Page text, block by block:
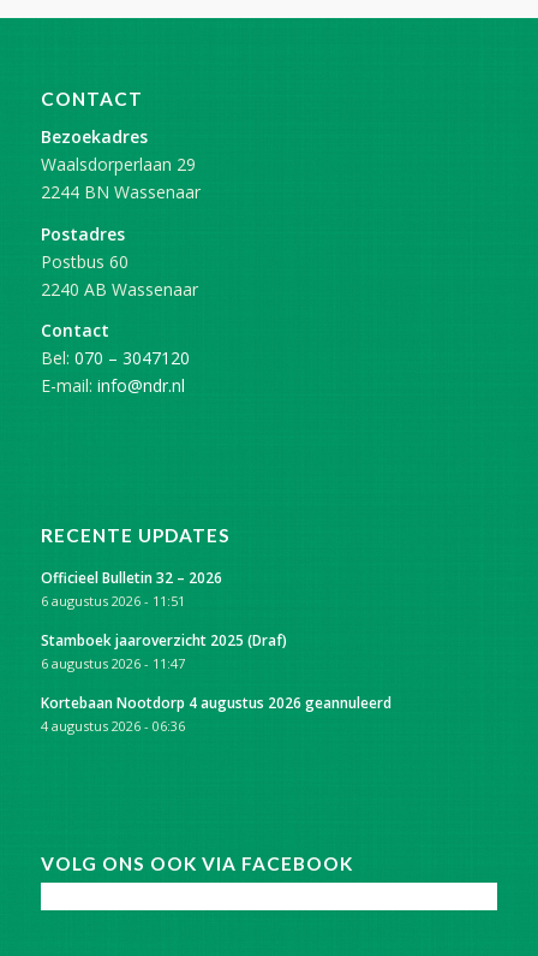
CONTACT
Bezoekadres
Waalsdorperlaan 29
2244 BN Wassenaar
Postadres
Postbus 60
2240 AB Wassenaar
Contact
Bel: 070 – 3047120
E-mail: info@ndr.nl
RECENTE UPDATES
Officieel Bulletin 32 – 2026
6 augustus 2026 - 11:51
Stamboek jaaroverzicht 2025 (Draf)
6 augustus 2026 - 11:47
Kortebaan Nootdorp 4 augustus 2026 geannuleerd
4 augustus 2026 - 06:36
VOLG ONS OOK VIA FACEBOOK